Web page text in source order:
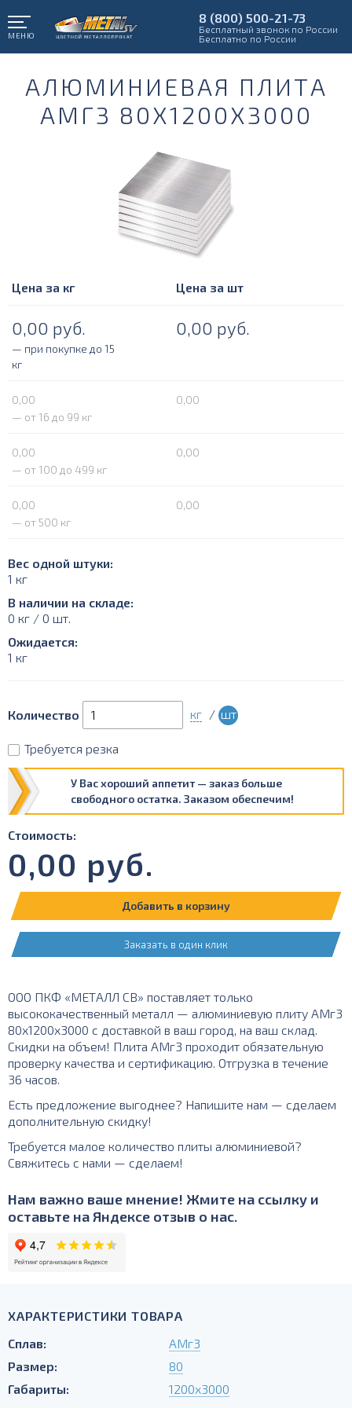
МЕНЮ
8 (800) 500-21-73
Бесплатный звонок по России
Бесплатно по России
АЛЮМИНИЕВАЯ ПЛИТА
АМГ3 80Х1200Х3000
Цена за кг Цена за шт
0,00 руб. 0,00 руб.
— при покупке до 15
кг
0,00
0,00
— от 16 до 99 кг
0,00
0,00
— от 100 до 499 кг
0,00
0,00
— от 500 кг
Вес одной штуки:
1 кг
В наличии на складе:
0 кг / 0 шт.
Ожидается:
1 кг
Количество кг / шт
Требуется резка
У Вас хороший аппетит — заказ больше
свободного остатка. Заказом обеспечим!
Стоимость:
0,00 руб.
Добавить в корзину
Заказать в один клик
ООО ПКФ «МЕТАЛЛ СВ» поставляет только
высококачественный металл — алюминиевую плиту АМг3
80х1200х3000 с доставкой в ваш город, на ваш склад.
Скидки на объем! Плита АМг3 проходит обязательную
проверку качества и сертификацию. Отгрузка в течение
36 часов.
Есть предложение выгоднее? Напишите нам — сделаем
дополнительную скидку!
Требуется малое количество плиты алюминиевой?
Свяжитесь с нами — сделаем!
Нам важно ваше мнение! Жмите на ссылку и
оставьте на Яндексе отзыв о нас.
ХАРАКТЕРИСТИКИ ТОВАРА
Сплав:
АМг3
Размер:
80
Габариты:
1200х3000